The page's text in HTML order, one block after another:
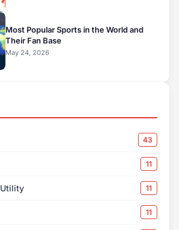
Most Popular Sports in the World and
Their Fan Base
May 24, 2026
43
11
Utility 11
11